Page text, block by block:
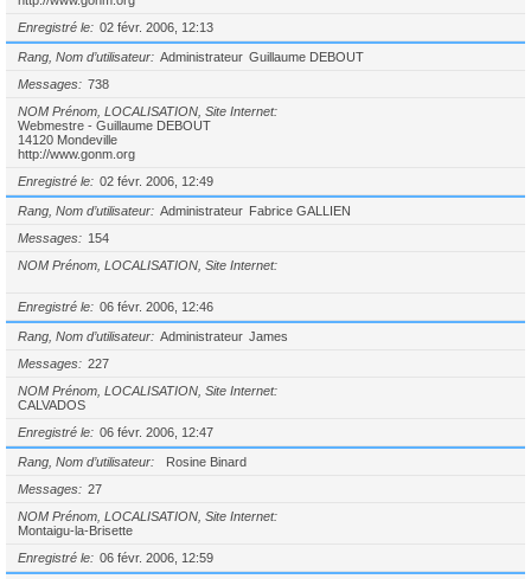
Enregistré le
02 févr. 2006, 12:13
Rang, Nom d’utilisateur Administrateur Guillaume DEBOUT
Messages
738
NOM Prénom, LOCALISATION, Site Internet
Webmestre - Guillaume DEBOUT
14120 Mondeville
http://www.gonm.org
Enregistré le
02 févr. 2006, 12:49
Rang, Nom d’utilisateur Administrateur Fabrice GALLIEN
Messages
154
NOM Prénom, LOCALISATION, Site Internet
Enregistré le 06 févr. 2006, 12:46
Rang, Nom d’utilisateur Administrateur James
Messages
227
NOM Prénom, LOCALISATION, Site Internet
CALVADOS
Enregistré le
06 févr. 2006, 12:47
Rang, Nom d’utilisateur
Rosine Binard
Messages
27
NOM Prénom, LOCALISATION, Site Internet
Montaigu-la-Brisette
Enregistré le
06 févr. 2006, 12:59